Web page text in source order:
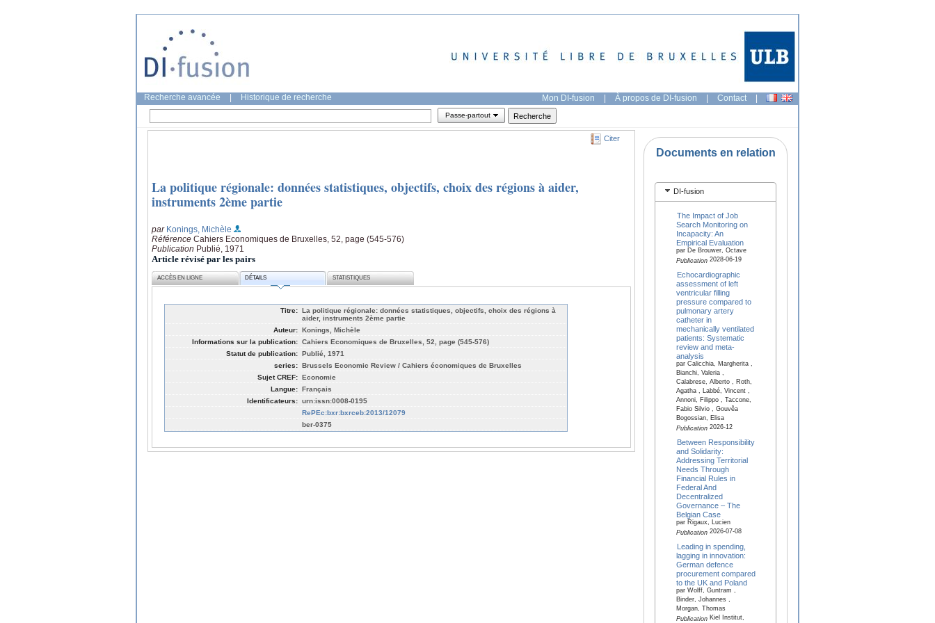
Recherche avancée Historique de recherche Mon DI-fusion | À propos de DI-fusion | Contact |
Passe-partout
Citer
La politique régionale: données statistiques, objectifs, choix des régions à aider,
instruments 2ème partie
par Konings, Michèle
Référence Cahiers Economiques de Bruxelles, 52, page (545-576)
Publication Publié, 1971
Article révisé par les pairs
ACCÈS EN LIGNE DÉTAILS STATISTIQUES
Titre: La politique régionale: données statistiques, objectifs, choix des régions à
aider, instruments 2ème partie
Auteur: Konings, Michèle
Informations sur la publication: Cahiers Economiques de Bruxelles, 52, page (545-576)
Statut de publication: Publié, 1971
series: Brussels Economic Review / Cahiers économiques de Bruxelles
Sujet CREF: Economie
Langue: Français
Identificateurs: urn:issn:0008-0195
RePEc:bxr:bxrceb:2013/12079
ber-0375
Documents en relation
DI-fusion
The Impact of Job
Search Monitoring on
Incapacity: An
Empirical Evaluation
par De Brouwer, Octave
Publication2028-06-19
Echocardiographic
assessment of left
ventricular filling
pressure compared to
pulmonary artery
catheter in
mechanically ventilated
patients: Systematic
review and meta-
analysis
par Calicchia, Margherita ,
Bianchi, Valeria ,
Calabrese, Alberto , Roth,
Agatha , Labbé, Vincent ,
Annoni, Filippo , Taccone,
Fabio Silvio , Gouvêa
Bogossian, Elisa
Publication2026-12
Between Responsibility
and Solidarity:
Addressing Territorial
Needs Through
Financial Rules in
Federal And
Decentralized
Governance – The
Belgian Case
par Rigaux, Lucien
Publication2026-07-08
Leading in spending,
lagging in innovation:
German defence
procurement compared
to the UK and Poland
par Wolff, Guntram ,
Binder, Johannes ,
Morgan, Thomas
PublicationKiel Institut,